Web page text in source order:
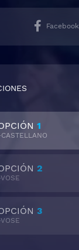
Facebook
1
2
3